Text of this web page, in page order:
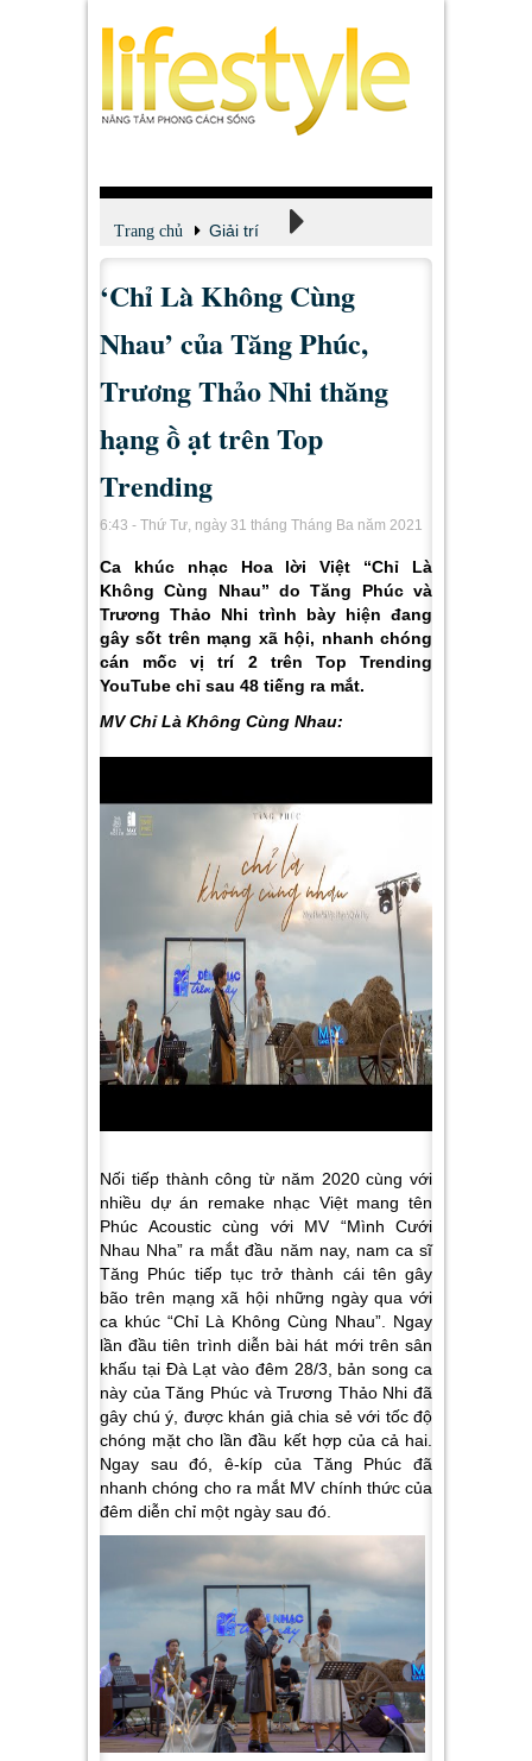
Trang chủ Giải trí
Xem - Nghe - Đọc
‘Chỉ Là Không Cùng
Nhau’ của Tăng Phúc,
Trương Thảo Nhi thăng
hạng ồ ạt trên Top
Trending
6:43 - Thứ Tư, ngày 31 tháng Tháng Ba năm 2021
Ca khúc nhạc Hoa lời Việt “Chỉ Là
Không Cùng Nhau” do Tăng Phúc và
Trương Thảo Nhi trình bày hiện đang
gây sốt trên mạng xã hội, nhanh chóng
cán mốc vị trí 2 trên Top Trending
YouTube chỉ sau 48 tiếng ra mắt.
MV Chỉ Là Không Cùng Nhau:
Nối tiếp thành công từ năm 2020 cùng với
nhiều dự án remake nhạc Việt mang tên
Phúc Acoustic cùng với MV “Mình Cưới
Nhau Nha” ra mắt đầu năm nay, nam ca sĩ
Tăng Phúc tiếp tục trở thành cái tên gây
bão trên mạng xã hội những ngày qua với
ca khúc “Chỉ Là Không Cùng Nhau”. Ngay
lần đầu tiên trình diễn bài hát mới trên sân
khấu tại Đà Lạt vào đêm 28/3, bản song ca
này của Tăng Phúc và Trương Thảo Nhi đã
gây chú ý, được khán giả chia sẻ với tốc độ
chóng mặt cho lần đầu kết hợp của cả hai.
Ngay sau đó, ê-kíp của Tăng Phúc đã
nhanh chóng cho ra mắt MV chính thức của
đêm diễn chỉ một ngày sau đó.